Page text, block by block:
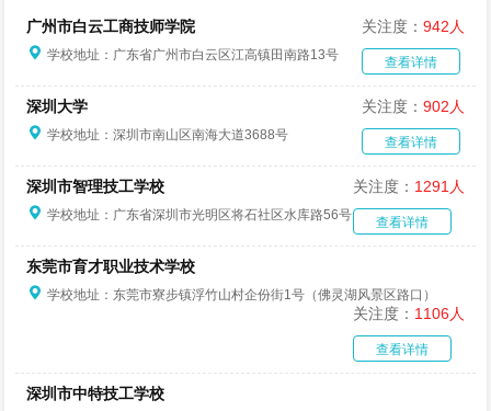
广州市白云工商技师学院
学校地址：广东省广州市白云区江高镇田南路13号
关注度： 942人
查看详情
深圳大学
学校地址：深圳市南山区南海大道3688号
关注度： 902人
查看详情
深圳市智理技工学校
学校地址：广东省深圳市光明区将石社区水库路56号
关注度： 1291人
查看详情
东莞市育才职业技术学校
学校地址：东莞市寮步镇浮竹山村企份街1号（佛灵湖风景区路口）
关注度： 1106人
查看详情
深圳市中特技工学校